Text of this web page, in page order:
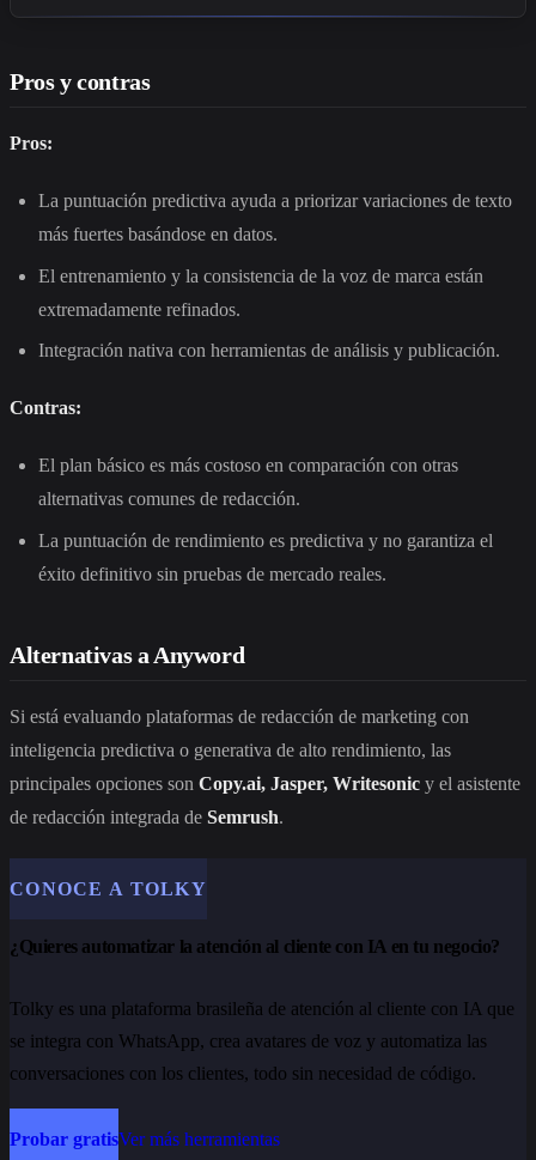
Pros y contras
Pros:
La puntuación predictiva ayuda a priorizar variaciones de texto
más fuertes basándose en datos.
El entrenamiento y la consistencia de la voz de marca están
extremadamente refinados.
Integración nativa con herramientas de análisis y publicación.
Contras:
El plan básico es más costoso en comparación con otras
alternativas comunes de redacción.
La puntuación de rendimiento es predictiva y no garantiza el
éxito definitivo sin pruebas de mercado reales.
Alternativas a Anyword
Si está evaluando plataformas de redacción de marketing con
inteligencia predictiva o generativa de alto rendimiento, las
principales opciones son Copy.ai, Jasper, Writesonic y el asistente
de redacción integrada de Semrush.
CONOCE A TOLKY
¿Quieres automatizar la atención al cliente con IA en tu negocio?
Tolky es una plataforma brasileña de atención al cliente con IA que
se integra con WhatsApp, crea avatares de voz y automatiza las
conversaciones con los clientes, todo sin necesidad de código.
Probar gratisVer más herramientas